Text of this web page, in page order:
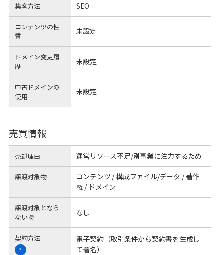
集客方法 SEO
コンテンツの性
質
未設定
ドメイン変更履
歴
未設定
中古ドメインの
使用
未設定
売買情報
売却理由 運営リソース不足/別事業に注力するため
譲渡対象物
コンテンツ / 構成ファイル/データ / 著作
権 / ドメイン
譲渡対象となら
ない物
なし
契約方法
?
電子契約（取引条件から契約書を生成し
て署名）